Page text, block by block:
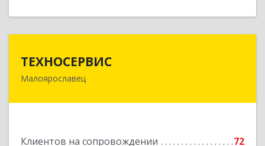
ТЕХНОСЕРВИС
Малоярославец
Клиентов на сопровождении
72
249094, Калужская обл, Малоярославецкий р-н,